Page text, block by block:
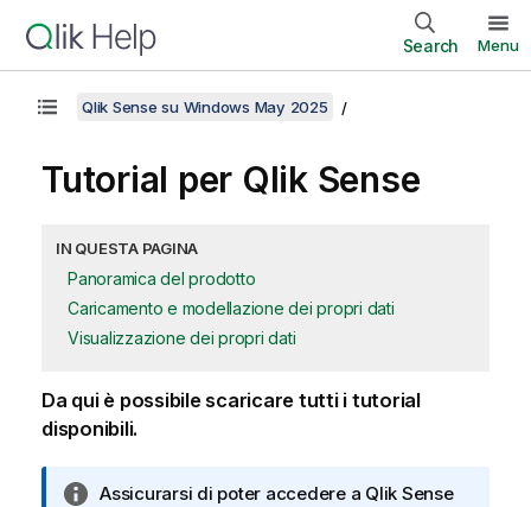
Search Menu
Qlik Sense su Windows May 2025
Tutorial per Qlik Sense
IN QUESTA PAGINA
Panoramica del prodotto
Caricamento e modellazione dei propri dati
Visualizzazione dei propri dati
Da qui è possibile scaricare tutti i tutorial
disponibili.
N
Assicurarsi di poter accedere a Qlik Sense